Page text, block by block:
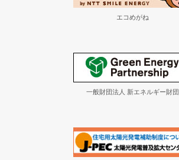
エコめがね
一般財団法人 新エネルギー財団